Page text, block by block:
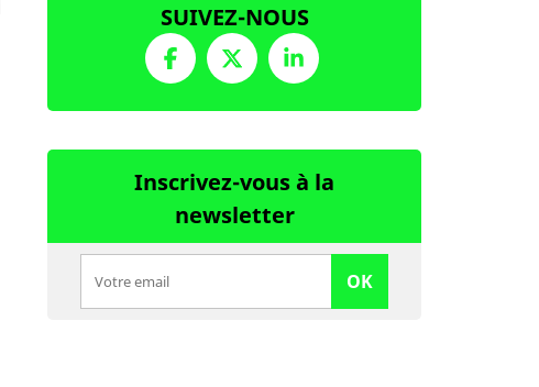
SUIVEZ-NOUS
Inscrivez-vous à la
newsletter
OK